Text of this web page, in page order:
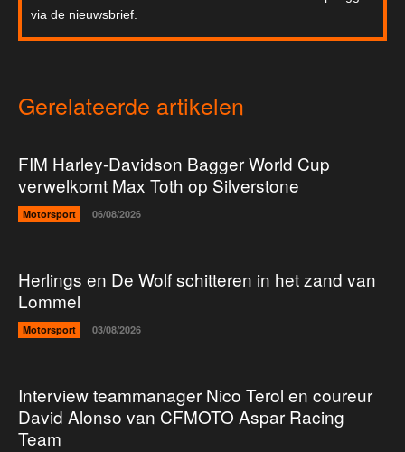
via de nieuwsbrief.
Gerelateerde artikelen
FIM Harley-Davidson Bagger World Cup
verwelkomt Max Toth op Silverstone
Motorsport 06/08/2026
Herlings en De Wolf schitteren in het zand van
Lommel
Motorsport 03/08/2026
Interview teammanager Nico Terol en coureur
David Alonso van CFMOTO Aspar Racing
Team